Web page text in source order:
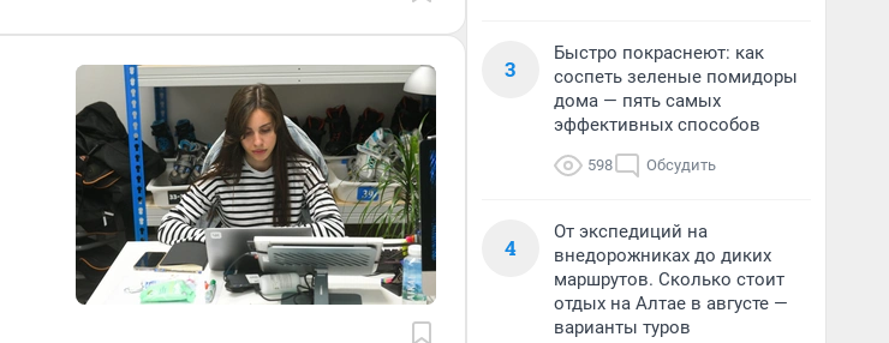
3
Быстро покраснеют: как
соспеть зеленые помидоры
дома — пять самых
эффективных способов
598 Обсудить
4
От экспедиций на
внедорожниках до диких
маршрутов. Сколько стоит
отдых на Алтае в августе —
варианты туров